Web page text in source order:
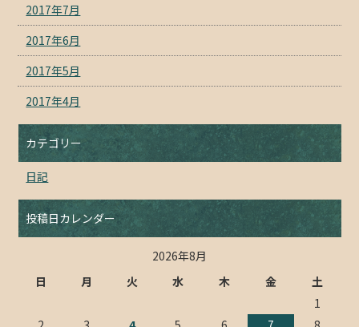
2017年7月
2017年6月
2017年5月
2017年4月
カテゴリー
日記
投稿日カレンダー
2026年8月
日
月 火 水 木 金
土
1